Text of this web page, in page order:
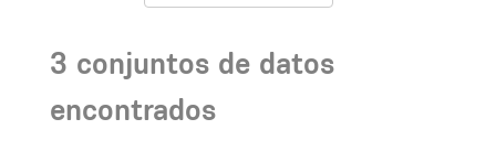
3 conjuntos de datos
encontrados